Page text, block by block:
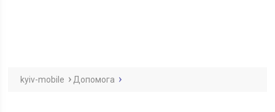
kyiv-mobile Допомога